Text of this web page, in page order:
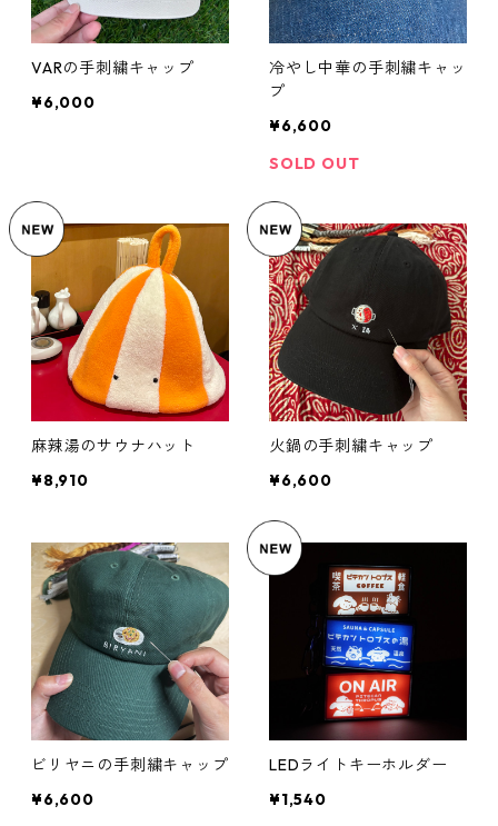
VARの手刺繍キャップ
¥6,000
冷やし中華の手刺繍キャッ
プ
¥6,600
SOLD OUT
麻辣湯のサウナハット
¥8,910
火鍋の手刺繍キャップ
¥6,600
ビリヤニの手刺繍キャップ
¥6,600
LEDライトキーホルダー
¥1,540